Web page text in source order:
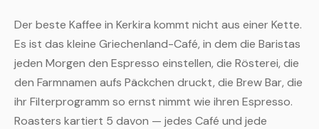
Der beste Kaffee in Kerkira kommt nicht aus einer Kette.
Es ist das kleine Griechenland-Café, in dem die Baristas
jeden Morgen den Espresso einstellen, die Rösterei, die
den Farmnamen aufs Päckchen druckt, die Brew Bar, die
ihr Filterprogramm so ernst nimmt wie ihren Espresso.
Roasters kartiert 5 davon — jedes Café und jede